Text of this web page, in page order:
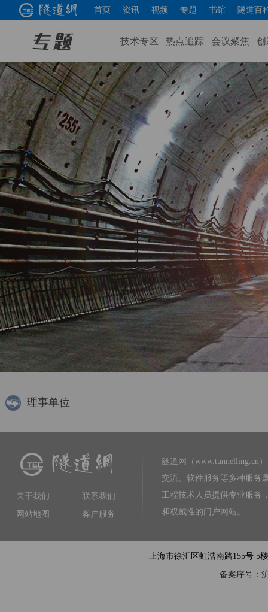
首页 资讯 视频 专题 书馆 隧道百
技术专区 热点追踪 会议聚焦 创
理事单位
关于我们
联系我们
网站地图
客户服务
隧道网（www.tunnelling.cn）
交流、软件服务等多种服务
工程技术人员提供专业服务
和权威性的门户网站。
上海市徐汇区虹漕南路155号 5
备案序号：